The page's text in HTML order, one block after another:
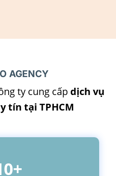
AGENCY
ty cung cấp dịch vụ
tín tại TPHCM